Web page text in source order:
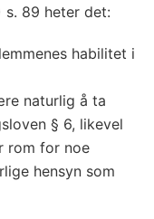
s. 89 heter det:
habilitet i
naturlig å ta
§ 6, likevel
rom for noe
hensyn som